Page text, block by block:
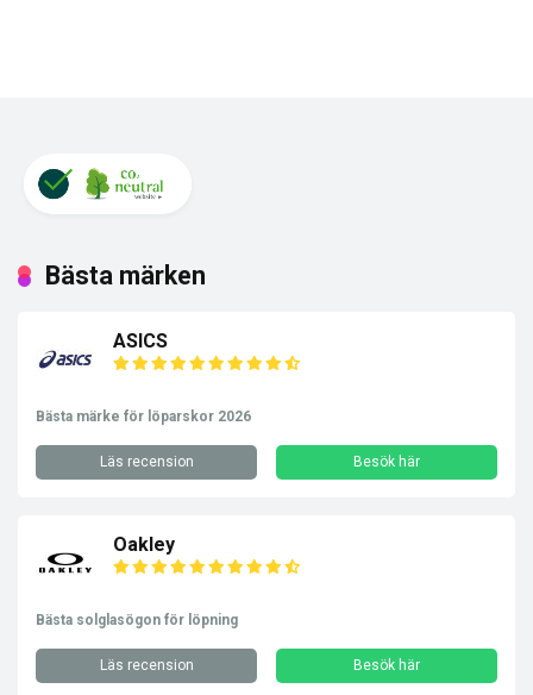
Bästa märken
ASICS
Bästa märke för löparskor 2026
Läs recension Besök här
Oakley
Bästa solglasögon för löpning
Läs recension Besök här